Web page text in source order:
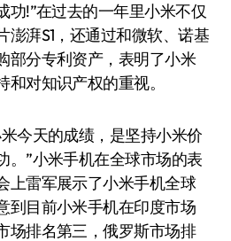
功!”在过去的一年里小米不仅
澎湃S1，还通过和微软、诺基
部分专利资产，表明了小米
对知识产权的重视。
今天的成绩，是坚持小米价
。”小米手机在全球市场的表
上雷军展示了小米手机全球
到目前小米手机在印度市场
场排名第三，俄罗斯市场排